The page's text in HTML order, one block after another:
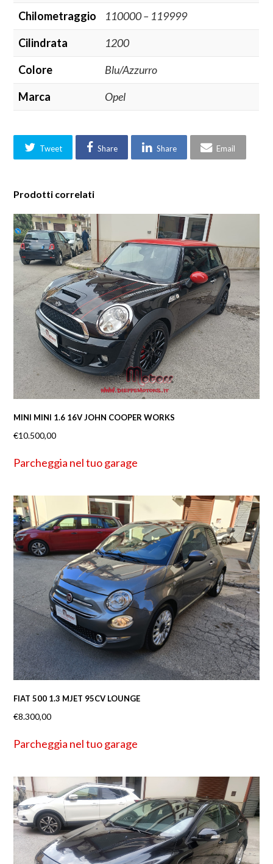
Chilometraggio
110000 – 119999
Cilindrata
1200
Colore
Blu/Azzurro
Marca
Opel
Tweet Share Share Email
Prodotti correlati
MINI MINI 1.6 16V JOHN COOPER WORKS
€10.500,00
Parcheggia nel tuo garage
FIAT 500 1.3 MJET 95CV LOUNGE
€8.300,00
Parcheggia nel tuo garage